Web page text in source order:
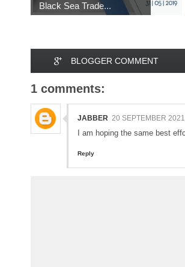
Black Sea Trade...
BLOGGER COMMENT
1 comments:
JABBER 20 SEPTEMBER
I am hoping the same best
Reply